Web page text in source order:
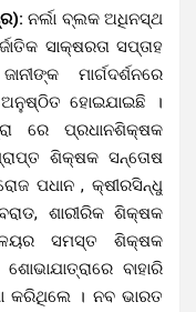
ନର୍ଲା ବ୍ଲକ ଅଧିନସ୍ଥ
ସାକ୍ଷରତା ସପ୍ତାହ
ମାର୍ଗଦର୍ଶନରେ
ଅନୁଷ୍ଠିତ ହୋଇଯାଇଛି ।
ରେ ପ୍ରଧାନଶିକ୍ଷକ
ଶିକ୍ଷକ ସନ୍ତୋଷ
ପଧାନ , କ୍ଷୀରସିନ୍ଧୁ
ଶାରୀରିକ ଶିକ୍ଷକ
ସମସ୍ତ ଶିକ୍ଷକ
ବାହାରି
କରିଥିଲେ । ନବ ଭାରତ